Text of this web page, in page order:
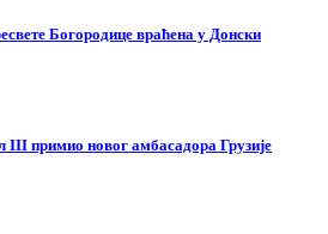
Богородице враћена у Донски
III примио новог амбасадора Грузије